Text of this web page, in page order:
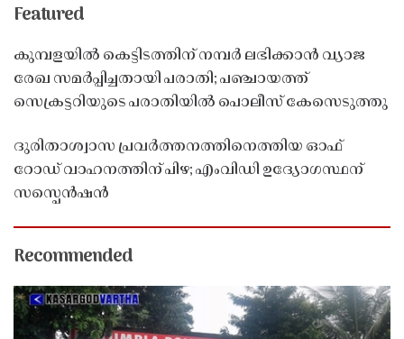
Featured
കുമ്പളയിൽ കെട്ടിടത്തിന് നമ്പർ ലഭിക്കാൻ വ്യാജ
രേഖ സമർപ്പിച്ചതായി പരാതി; പഞ്ചായത്ത്
സെക്രട്ടറിയുടെ പരാതിയിൽ പൊലീസ് കേസെടുത്തു
ദുരിതാശ്വാസ പ്രവർത്തനത്തിനെത്തിയ ഓഫ്
റോഡ് വാഹനത്തിന് പിഴ; എംവിഡി ഉദ്യോഗസ്ഥന്
സസ്പെൻഷൻ
Recommended